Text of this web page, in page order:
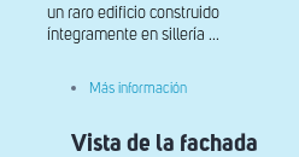
un raro edificio construido
íntegramente en sillería ...
Más información
exterior
Vista de la fachada